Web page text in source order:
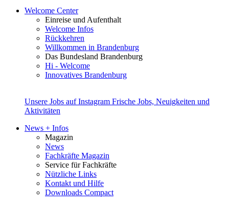
Welcome Center
Einreise und Aufenthalt
Welcome Infos
Rückkehren
Willkommen in Brandenburg
Das Bundesland Brandenburg
Hi - Welcome
Innovatives Brandenburg
Unsere Jobs auf Instagram Frische Jobs, Neuigkeiten und
Aktivitäten
News + Infos
Magazin
News
Fachkräfte Magazin
Service für Fachkräfte
Nützliche Links
Kontakt und Hilfe
Downloads Compact